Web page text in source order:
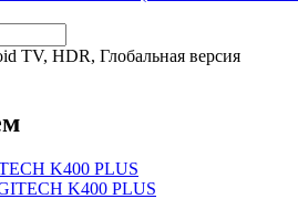
TV, HDR, Глобальная версия
K400 PLUS